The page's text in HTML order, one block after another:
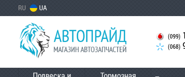
RU UA
(099)
(068)